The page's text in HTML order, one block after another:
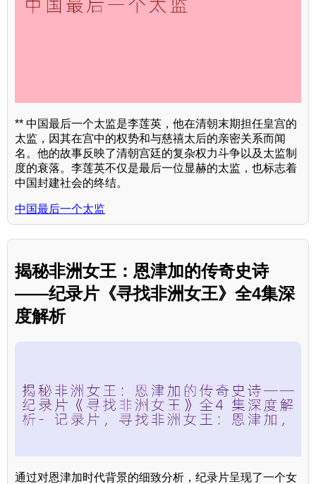
** 中国最后一个太监是李莲英，他在清朝末期担任皇宫的
太监，因其在宫中的权势和与慈禧太后的亲密关系而闻
名。他的故事反映了清朝宫廷的复杂权力斗争以及太监制
度的衰落。李莲英不仅是最后一位显赫的太监，也标志着
中国封建社会的终结。
中国最后一个太监
揭秘非洲女王：恩津加的传奇史诗
——纪录片《寻找非洲女王》全4集深
度解析
通过对恩津加时代背景的细致分析，纪录片呈现了一个女